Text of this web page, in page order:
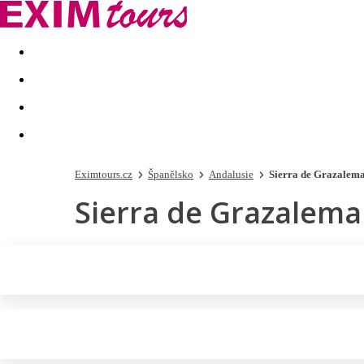
Akční nabídky Last minute
Eximtours.cz Španělsko Andalusie Sierra de Grazalema
Sierra de Grazalema